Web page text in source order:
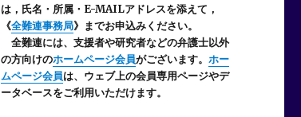
は，氏名・所属・E-MAILアドレスを添えて，
《全難連事務局》までお申込みください。
全難連には、支援者や研究者などの弁護士以外
の方向けのホームページ会員がございます。 ホー
ムページ会員は、ウェブ上の会員専用ページやデ
ータベースをご利用いただけます。